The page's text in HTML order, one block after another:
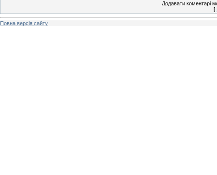
Додавати коментарі
[
Повна версія сайту